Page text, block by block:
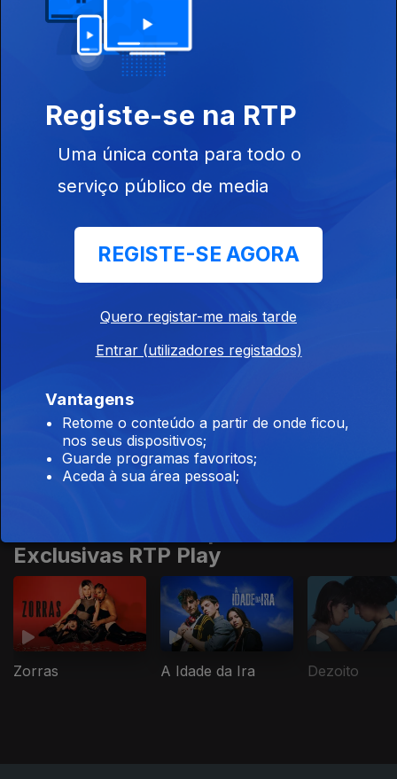
Este conteúdo faz parte de Rir é o
melhor remédio
Salto de Fé
Exclusivas RTP Play
Zorras A Idade da Ira Dezoito
Registe-se na RTP
Uma única conta para todo o
serviço público de media
REGISTE-SE AGORA
Quero registar-me mais tarde
Entrar (utilizadores registados)
Vantagens
Retome o conteúdo a partir de onde ficou,
nos seus dispositivos;
Guarde programas favoritos;
Aceda à sua área pessoal;